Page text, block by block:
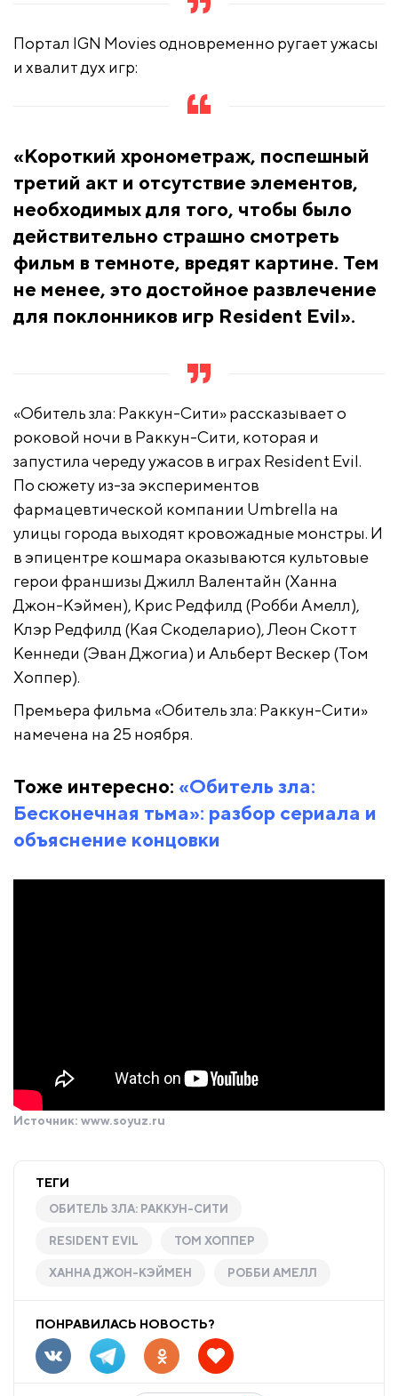
Портал IGN Movies одновременно ругает ужасы
и хвалит дух игр:
«Короткий хронометраж, поспешный
третий акт и отсутствие элементов,
необходимых для того, чтобы было
действительно страшно смотреть
фильм в темноте, вредят картине. Тем
не менее, это достойное развлечение
для поклонников игр Resident Evil».
«Обитель зла: Раккун-Сити» рассказывает о
роковой ночи в Раккун-Сити, которая и
запустила череду ужасов в играх Resident Evil.
По сюжету из-за экспериментов
фармацевтической компании Umbrella на
улицы города выходят кровожадные монстры. И
в эпицентре кошмара оказываются культовые
герои франшизы Джилл Валентайн (Ханна
Джон-Кэймен), Крис Редфилд (Робби Амелл),
Клэр Редфилд (Кая Скоделарио), Леон Скотт
Кеннеди (Эван Джогиа) и Альберт Вескер (Том
Хоппер).
Премьера фильма «Обитель зла: Раккун-Сити»
намечена на 25 ноября.
Тоже интересно: «Обитель зла:
Бесконечная тьма»: разбор сериала и
объяснение концовки
Источник: www.soyuz.ru
ТЕГИ
ОБИТЕЛЬ ЗЛА: РАККУН-СИТИ
RESIDENT EVIL ТОМ ХОППЕР
ХАННА ДЖОН-КЭЙМЕН РОББИ АМЕЛЛ
ПОНРАВИЛАСЬ НОВОСТЬ?